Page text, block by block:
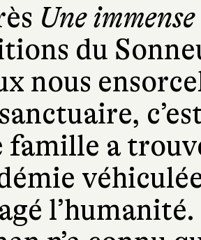
Une
du
nous
famille a